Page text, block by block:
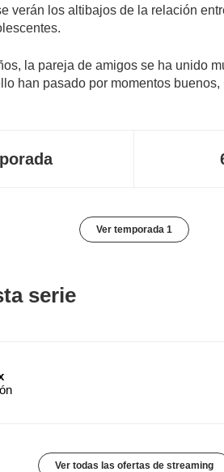
verán los altibajos de la relación
la pareja de amigos se ha unido
han pasado por momentos
Ver temporada 1
serie
Ver todas las ofertas de streaming